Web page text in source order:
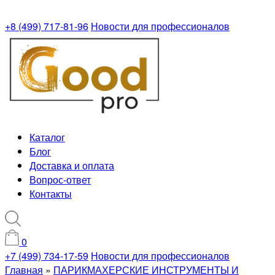
+8 (499) 717-81-96 Новости для профессионалов
Каталог
Блог
Доставка и оплата
Вопрос-ответ
Контакты
0
+7 (499) 734-17-59 Новости для профессионалов
Главная » ПАРИКМАХЕРСКИЕ ИНСТРУМЕНТЫ И